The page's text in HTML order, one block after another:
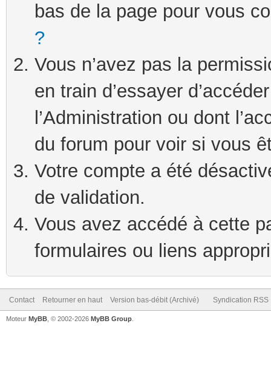
bas de la page pour vous
?
Vous n’avez pas la
en train d’essayer
l’Administration ou dont
du forum pour voir si vous
Votre compte a été
de validation.
Vous avez accédé à cette
formulaires ou liens
Contact Retourner en haut Version bas-débit (Archivé) Syndication RSS
Moteur MyBB , © 2002-2026 MyBB Group